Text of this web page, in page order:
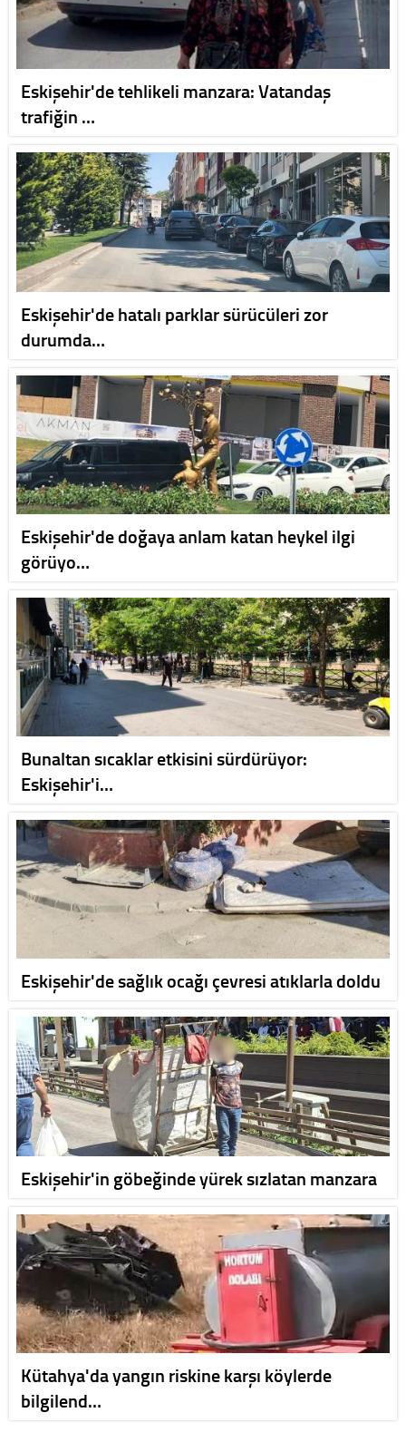
Eskişehir'de tehlikeli manzara: Vatandaş
trafiğin …
Eskişehir'de hatalı parklar sürücüleri zor
durumda…
Eskişehir'de doğaya anlam katan heykel ilgi
görüyo…
Bunaltan sıcaklar etkisini sürdürüyor:
Eskişehir'i…
Eskişehir'de sağlık ocağı çevresi atıklarla doldu
Eskişehir'in göbeğinde yürek sızlatan manzara
Kütahya'da yangın riskine karşı köylerde
bilgilend…